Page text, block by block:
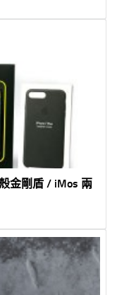
金剛盾 / iMos 兩